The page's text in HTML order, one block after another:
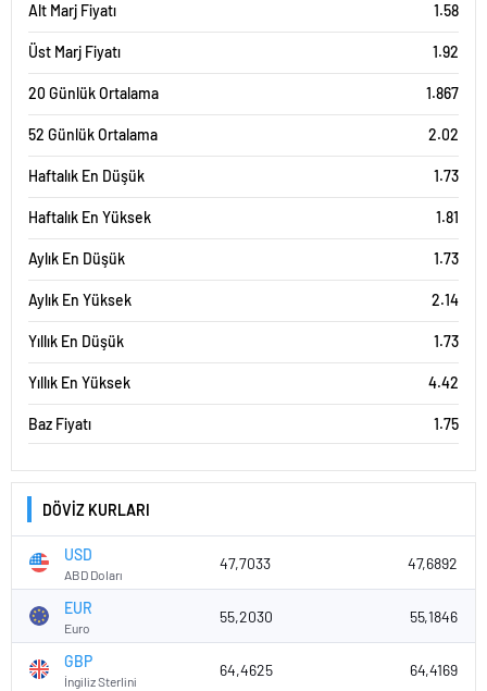
Alt Marj Fiyatı 1.58
Üst Marj Fiyatı 1.92
20 Günlük Ortalama 1.867
52 Günlük Ortalama 2.02
Haftalık En Düşük 1.73
Haftalık En Yüksek 1.81
Aylık En Düşük 1.73
Aylık En Yüksek 2.14
Yıllık En Düşük 1.73
Yıllık En Yüksek 4.42
Baz Fiyatı 1.75
DÖVİZ KURLARI
USD
ABD Doları
47,7033 47,6892
EUR
Euro
55,2030 55,1846
GBP
İngiliz Sterlini
64,4625 64,4169